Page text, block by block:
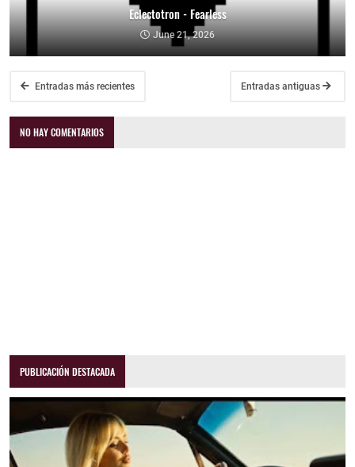
Eclectotron - Fearless
June 21, 2026
Entradas más recientes Entradas antiguas
NO HAY COMENTARIOS
PUBLICACIÓN DESTACADA